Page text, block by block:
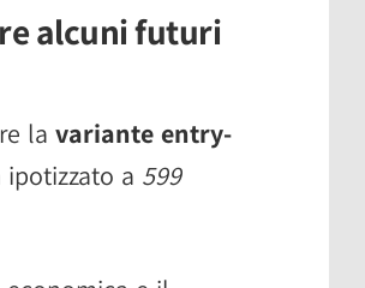
alcuni futuri
la variante entry-
a 599